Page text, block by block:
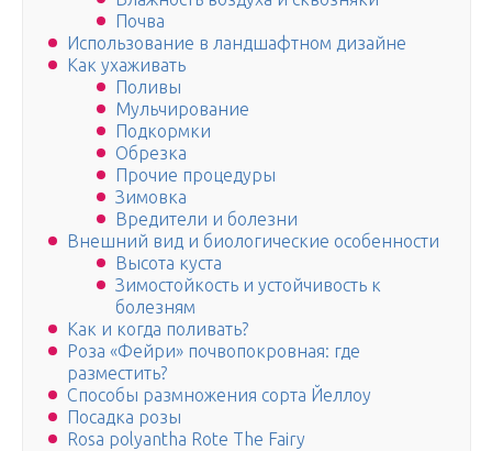
Почва
Использование в ландшафтном дизайне
Как ухаживать
Поливы
Мульчирование
Подкормки
Обрезка
Прочие процедуры
Зимовка
Вредители и болезни
Внешний вид и биологические особенности
Высота куста
Зимостойкость и устойчивость к
болезням
Как и когда поливать?
Роза «Фейри» почвопокровная: где
разместить?
Способы размножения сорта Йеллоу
Посадка розы
Rosa polyantha Rote The Fairy